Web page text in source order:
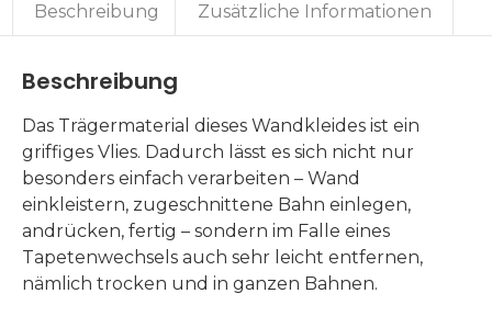
Beschreibung Zusätzliche Informationen
Beschreibung
Das Trägermaterial dieses Wandkleides ist ein
griffiges Vlies. Dadurch lässt es sich nicht nur
besonders einfach verarbeiten – Wand
einkleistern, zugeschnittene Bahn einlegen,
andrücken, fertig – sondern im Falle eines
Tapetenwechsels auch sehr leicht entfernen,
nämlich trocken und in ganzen Bahnen.